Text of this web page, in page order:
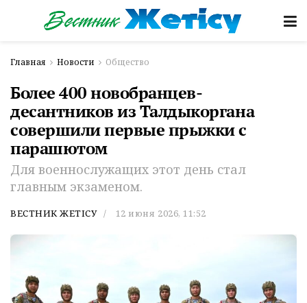
Главная Новости Общество
Более 400 новобранцев-
десантников из Талдыкоргана
совершили первые прыжки с
парашютом
Для военнослужащих этот день стал
главным экзаменом.
ВЕСТНИК ЖЕТІСУ 12 июня 2026, 11:52